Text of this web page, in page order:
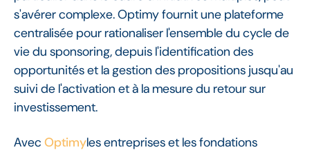
s'avérer complexe. Optimy fournit une plateforme
centralisée pour rationaliser l'ensemble du cycle de
vie du sponsoring, depuis l'identification des
opportunités et la gestion des propositions jusqu'au
suivi de l'activation et à la mesure du retour sur
investissement.
Avec Optimyles entreprises et les fondations